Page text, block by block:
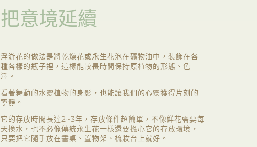
把意境延續
浮游花的做法是將乾燥花或永生花泡在礦物油中，裝飾在各
種各樣的瓶子裡，這樣能較長時間保持原植物的形態、色
澤。
看著舞動的水靈植物的身影，也能讓我們的心靈獲得片刻的
寧靜。
它的存放時間長達2~3年，存放條件超簡單，不像鮮花需要每
天換水，也不必像傳統永生花一樣還要擔心它的存放環境，
只要把它隨手放在書桌、置物架、梳妝台上就好。